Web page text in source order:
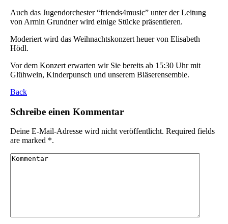
Auch das Jugendorchester “friends4music” unter der Leitung
von Armin Grundner wird einige Stücke präsentieren.
Moderiert wird das Weihnachtskonzert heuer von Elisabeth
Hödl.
Vor dem Konzert erwarten wir Sie bereits ab 15:30 Uhr mit
Glühwein, Kinderpunsch und unserem Bläserensemble.
Back
Schreibe einen Kommentar
Deine E-Mail-Adresse wird nicht veröffentlicht. Required fields
are marked *.